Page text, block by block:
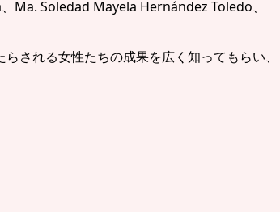
Ma. Soledad Mayela Hernández Toledo、
れる女性たちの成果を広く知ってもらい、